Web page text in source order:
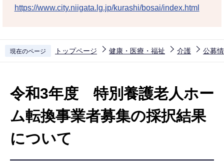
https://www.city.niigata.lg.jp/kurashi/bosai/index.html
現在のページ トップページ 健康・医療・福祉 介護 公募
令和3年度 特別養護老人ホー
ム転換事業者募集の採択結果
について